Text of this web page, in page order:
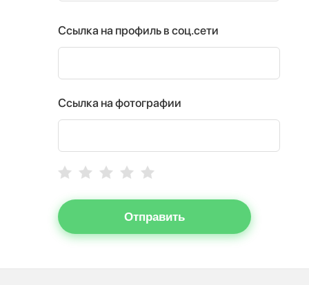
Ссылка на профиль в соц.сети
Ссылка на фотографии
Отправить